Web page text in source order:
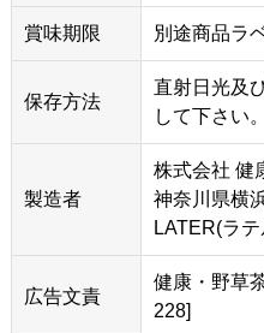
賞味期限 別途商品ラ
保存方法
直射日光及
して下さい。
製造者
株式会社 健
神奈川県横
LATER(ラ
広告文責
健康・野草
228]